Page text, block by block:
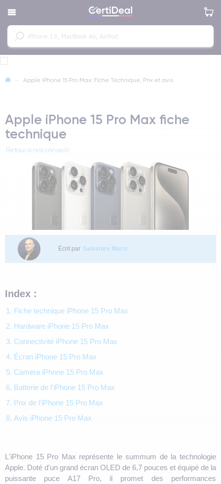
— Apple iPhone 15 Pro Max: Fiche Technique, Prix et avis
Apple iPhone 15 Pro Max fiche
technique
Retour à nos conseils
Écrit par Salvatore Macri
Index :
1. Fiche technique iPhone 15 Pro Max
2. Hardware iPhone 15 Pro Max
3. Connectivité iPhone 15 Pro Max
4. Écran iPhone 15 Pro Max
5. Caméra iPhone 15 Pro Max
6. Batterie de l'iPhone 15 Pro Max
7. Prix de l'iPhone 15 Pro Max
8. Avis iPhone 15 Pro Max
L'iPhone 15 Pro Max représente le summum de la technologie
Apple. Doté d'un grand écran OLED de 6,7 pouces et équipé de la
puissante puce A17 Pro, il promet des performances